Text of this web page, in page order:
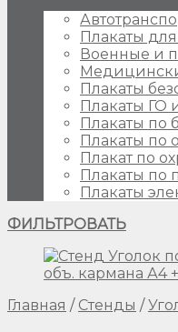
Плакаты
Военные и
Плакаты
Плакаты ГО
Плакаты по
Плакаты по
Плакат по
Плакаты по
Плакаты
ФИЛЬТРОВАТЬ
Главная / Стенды /